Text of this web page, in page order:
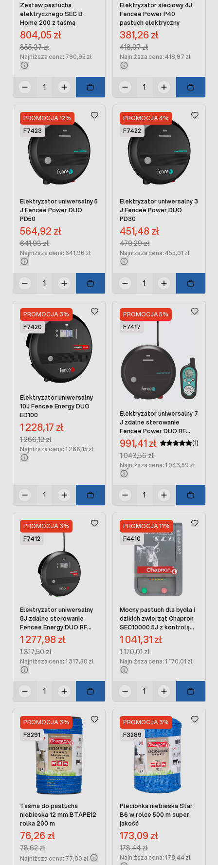
Zestaw pastucha
elektrycznego SEC B
Home 200 z taśmą
Cena promocyjna:
804,05 zł
Regular Price:
855,37 zł
Najniższa cena: 790,95 zł
Elektryzator sieciowy 4J
Fencee Power P40
pastuch elektryczny
Cena promocyjna:
381,26 zł
Regular Price:
418,97 zł
Najniższa cena: 418,97 zł
PROMOCJA 12%
F7423
Elektryzator uniwersalny 5
J Fencee Power DUO
PD50
Cena promocyjna:
564,92 zł
Regular Price:
641,93 zł
Najniższa cena: 641,96 zł
PROMOCJA 4%
F7422
Elektryzator uniwersalny 3
J Fencee Power DUO
PD30
Cena promocyjna:
451,48 zł
Regular Price:
470,29 zł
Najniższa cena: 455,01 zł
PROMOCJA 3%
F7420
Elektryzator uniwersalny
10J Fencee Energy DUO
ED100
Cena promocyjna:
1 228,17 zł
Regular Price:
1 266,12 zł
Najniższa cena: 1 266,15 zł
PROMOCJA 5%
F7417
Elektryzator uniwersalny 7
J zdalne sterowanie
Fencee Power DUO RF
PDX70 SMART z pilotem
Cena promocyjna:
991,41 zł
Regular Price:
1 043,56 zł
(1)
Najniższa cena: 1 043,59 zł
PROMOCJA 3%
F7412
Elektryzator uniwersalny
8J zdalne sterowanie
Fencee Energy DUO RF
EDX80 SMART
Cena promocyjna:
1 277,98 zł
Regular Price:
1 317,50 zł
Najniższa cena: 1 317,50 zł
PROMOCJA 11%
F4410
Mocny pastuch dla bydła i
dzikich zwierząt Chapron
SEC10000 5J z kontrolą
napięcia
Cena promocyjna:
1 041,31 zł
Regular Price:
1 170,01 zł
Najniższa cena: 1 170,01 zł
PROMOCJA 3%
F3291
Taśma do pastucha
niebieska 12 mm BTAPE12
rolka 200 m
Cena promocyjna:
76,26 zł
Regular Price:
78,62 zł
Najniższa cena: 77,80 zł
PROMOCJA 3%
F3289
Plecionka niebieska Star
B6 w rolce 500 m super
jakość
Cena promocyjna:
173,09 zł
Regular Price:
178,44 zł
Najniższa cena: 178,44 zł